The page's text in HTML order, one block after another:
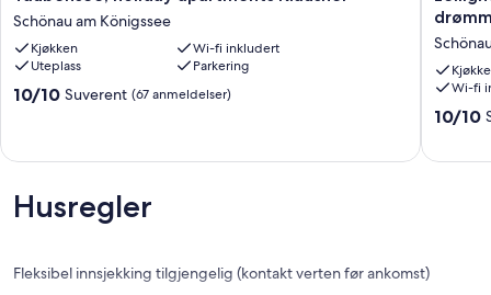
holiday
apartments
Klausner
Schönau
am
Schönau am Königssee
Kjøkken
Wi-fi inkludert
Uteplass
Parkering
10.0
anmeldelser)
10/10 Suverent (67 anmeldelser)
med
utsikt
over
fjellene
-
Wi-fi
10.0
10/10
Husregler
Fleksibel innsjekking tilgjengelig (kontakt verten før ankomst)